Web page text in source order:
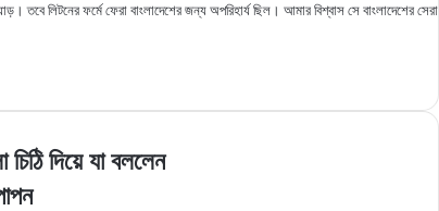
লিটনের ফর্মে ফেরা বাংলাদেশের জন্য অপরিহার্য ছিল। আমার বিশ্বাস সে বাংলাদেশের সেরা
দিয়ে যা বললেন